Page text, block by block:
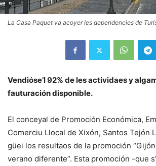
La Casa Paquet va acoyer les dependencies de
Vendióse’l 92% de les actividaes y
fauturación disponible.
El conceyal de Promoción Económica,
Comerciu Llocal de Xixón, Santos Tejón
güei los resultaos de la promoción
verano diferente”. Esta promoción -que